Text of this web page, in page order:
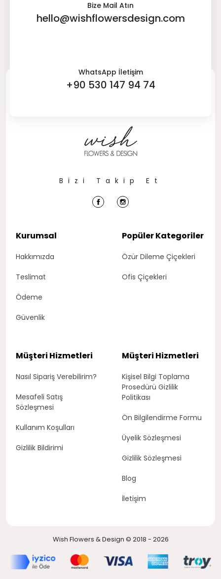
Bize Mail Atın
hello@wishflowersdesign.com
WhatsApp İletişim
+90 530 147 94 74
Kurumsal
Hakkımızda
Teslimat
Ödeme
Güvenlik
Popüler Kategoriler
Özür Dileme Çiçekleri
Ofis Çiçekleri
Bizi Takip Et
Müşteri Hizmetleri
Nasıl Sipariş Verebilirim?
Mesafeli Satış
Sözleşmesi
Kullanım Koşulları
Gizlilik Bildirimi
Müşteri Hizmetleri
Kişisel Bilgi Toplama
Prosedürü Gizlilik
Politikası
Ön Bilgilendirme Formu
Üyelik Sözleşmesi
Gizlilik Sözleşmesi
Blog
İletişim
Wish Flowers & Design © 2018 - 2026